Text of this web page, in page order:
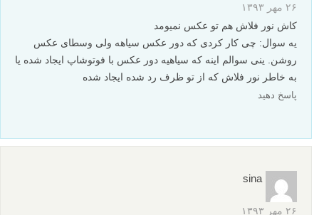
۲۶ مهر ۱۳۹۳
کاش نور فلاش هم تو عکس نمیومد
یه سوال: چی کار کردی که دور عکس سیاهه ولی وسطای عکس
روشن. ینی سوالم اینه که سیاهیه دور عکس با فوتوشاپ ایجاد شده یا
به خاطر نور فلاش که از تو ظرف رد شده ایجاد شده
پاسخ دهید
sina
۲۶ مهر ۱۳۹۳